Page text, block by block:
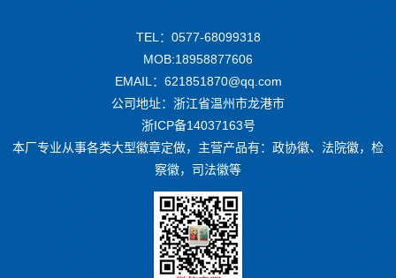
TEL：0577-68099318
MOB:18958877606
EMAIL：621851870@qq.com
公司地址：浙江省温州市龙港市
浙ICP备14037163号
本厂专业从事各类大型徽章定做，主营产品有：政协徽、法院徽，检
察徽，司法徽等